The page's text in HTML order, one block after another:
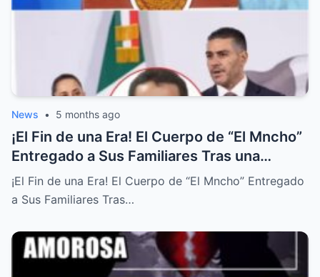
News • 5 months ago
¡El Fin de una Era! El Cuerpo de “El Mncho”
Entregado a Sus Familiares Tras una
Vilenta Caída
¡El Fin de una Era! El Cuerpo de “El Mncho” Entregado
a Sus Familiares Tras…